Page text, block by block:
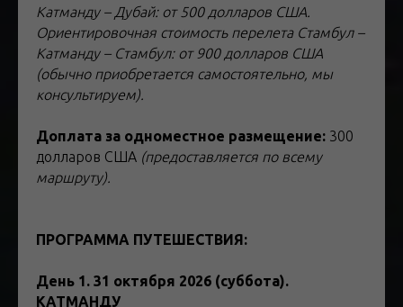
Катманду – Дубай: от 500 долларов США.
Ориентировочная стоимость перелета Стамбул –
Катманду – Стамбул: от 900 долларов США
(обычно приобретается самостоятельно, мы
консультируем).
Доплата за одноместное размещение: 300
долларов США (предоставляется по всему
маршруту).
ПРОГРАММА ПУТЕШЕСТВИЯ:
День 1. 31 октября 2026 (суббота).
КАТМАНДУ